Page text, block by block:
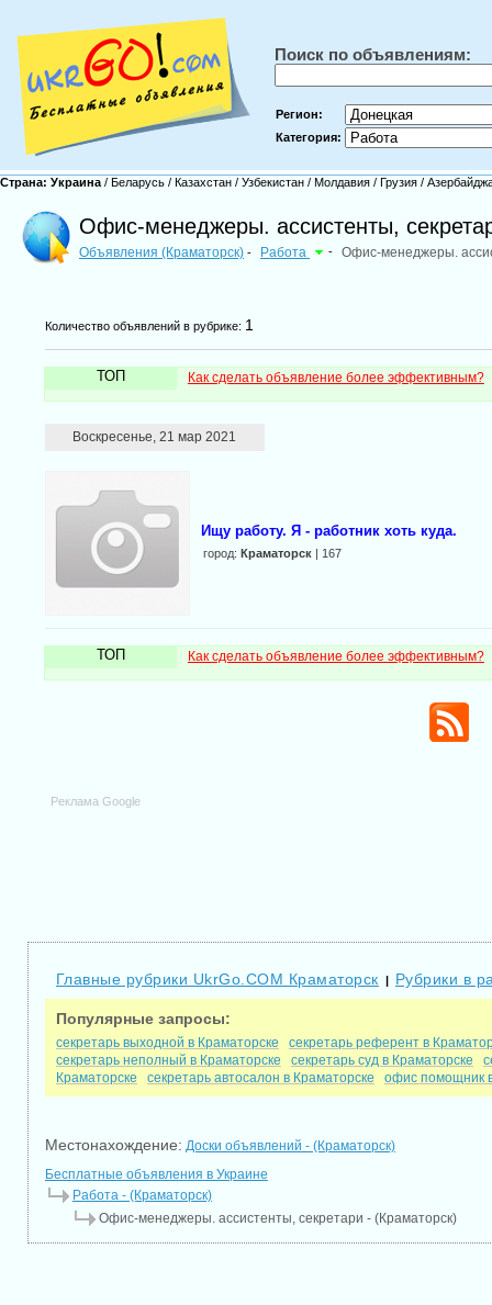
Поиск по объявлениям:
Регион:
Категория:
Страна: Украина / Беларусь / Казахстан / Узбекистан / Молдавия / Грузия /
Офис-менеджеры. ассистенты,
Объявления (Краматорск) - Работа - Офис-менеджеры.
Количество объявлений в рубрике: 1
ТОП Как сделать объявление более эффективным?
Воскресенье, 21 мар 2021
Ищу работу. Я - работник хоть куда.
город: Краматорск| 167
ТОП Как сделать объявление более эффективным?
Реклама Google
Главные рубрики UkrGo.COM Краматорск | Рубрики в
Популярные запросы:
секретарь выходной в Краматорске
секретарь референт в
секретарь неполный в Краматорске
секретарь суд в Краматорске
Краматорске
секретарь автосалон в Краматорске офис помощник
Местонахождение: Доски объявлений - (Краматорск)
Бесплатные объявления в Украине
Работа - (Краматорск)
Офис-менеджеры. ассистенты, секретари - (Краматорск)